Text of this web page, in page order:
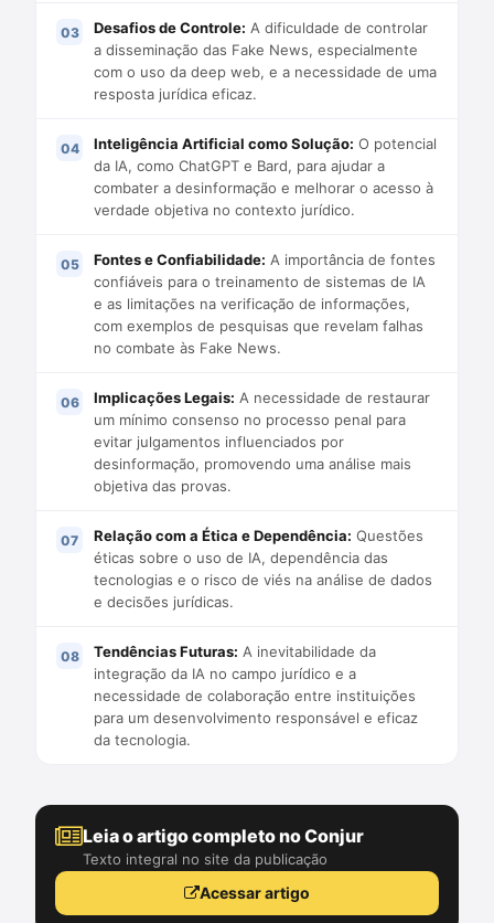
Desafios de Controle: A dificuldade de controlar
a disseminação das Fake News, especialmente
com o uso da deep web, e a necessidade de uma
resposta jurídica eficaz.
Inteligência Artificial como Solução: O potencial
da IA, como ChatGPT e Bard, para ajudar a
combater a desinformação e melhorar o acesso à
verdade objetiva no contexto jurídico.
Fontes e Confiabilidade: A importância de fontes
confiáveis para o treinamento de sistemas de IA
e as limitações na verificação de informações,
com exemplos de pesquisas que revelam falhas
no combate às Fake News.
Implicações Legais: A necessidade de restaurar
um mínimo consenso no processo penal para
evitar julgamentos influenciados por
desinformação, promovendo uma análise mais
objetiva das provas.
Relação com a Ética e Dependência: Questões
éticas sobre o uso de IA, dependência das
tecnologias e o risco de viés na análise de dados
e decisões jurídicas.
Tendências Futuras: A inevitabilidade da
integração da IA no campo jurídico e a
necessidade de colaboração entre instituições
para um desenvolvimento responsável e eficaz
da tecnologia.
Leia o artigo completo no Conjur
Texto integral no site da publicação
Acessar artigo